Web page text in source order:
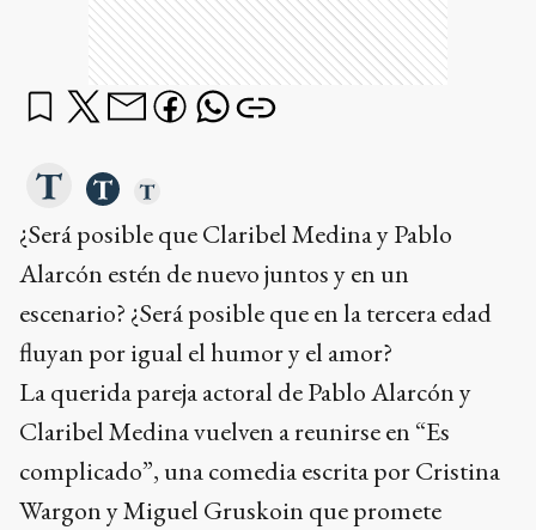
¿Será posible que Claribel Medina y Pablo
Alarcón estén de nuevo juntos y en un
escenario? ¿Será posible que en la tercera edad
fluyan por igual el humor y el amor?
La querida pareja actoral de Pablo Alarcón y
Claribel Medina vuelven a reunirse en “Es
complicado”, una comedia escrita por Cristina
Wargon y Miguel Gruskoin que promete